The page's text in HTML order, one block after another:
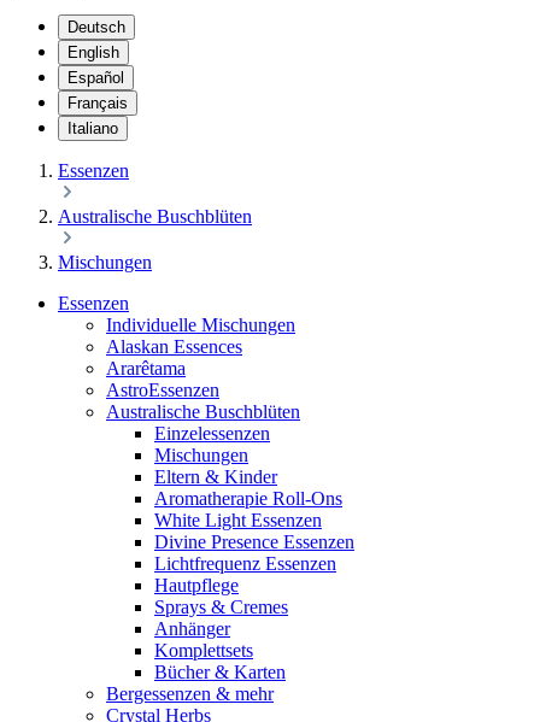
Deutsch
English
Español
Français
Italiano
Essenzen
Australische Buschblüten
Mischungen
Essenzen
Individuelle Mischungen
Alaskan Essences
Ararêtama
AstroEssenzen
Australische Buschblüten
Einzelessenzen
Mischungen
Eltern & Kinder
Aromatherapie Roll-Ons
White Light Essenzen
Divine Presence Essenzen
Lichtfrequenz Essenzen
Hautpflege
Sprays & Cremes
Anhänger
Komplettsets
Bücher & Karten
Bergessenzen & mehr
Crystal Herbs